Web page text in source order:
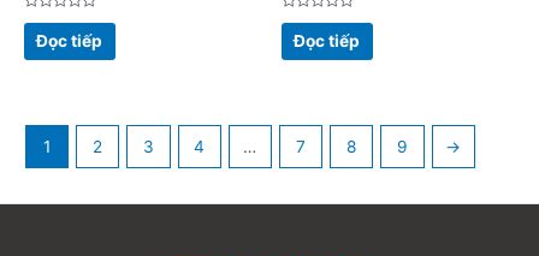
Được
xếp
hạng
0
Đọc tiếp
Được
xếp
hạng
0
Đọc tiếp
1 2 3 4 … 7 8 9 →